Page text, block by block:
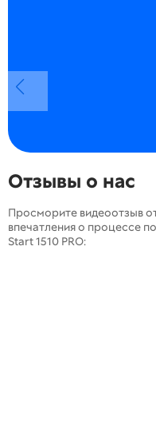
Отзывы о нас
Просморите видеоотзыв
впечатления о процессе
Start 1510 PRO: